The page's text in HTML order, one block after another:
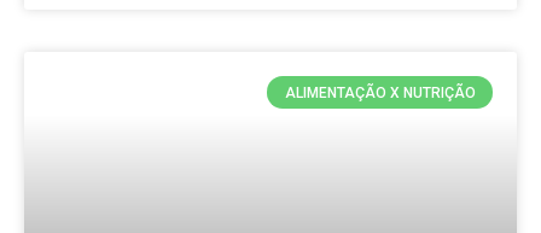
ALIMENTAÇÃO X NUTRIÇÃO